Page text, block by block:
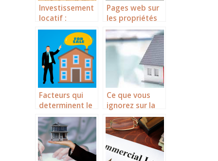
Investissement
locatif :
avantages et
conseils à
suivre
Pages web sur
les propriétés
pour trouver
des annonces
immobilières
Facteurs qui
determinent le
prix des biens
immobiliers
Ce que vous
ignorez sur la
societe civile
immobiliere